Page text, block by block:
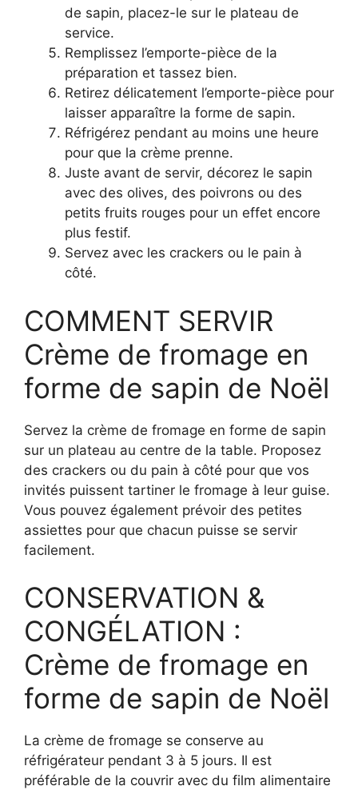
de sapin, placez-le sur le plateau de
service.
Remplissez l’emporte-pièce de la
préparation et tassez bien.
Retirez délicatement l’emporte-pièce pour
laisser apparaître la forme de sapin.
Réfrigérez pendant au moins une heure
pour que la crème prenne.
Juste avant de servir, décorez le sapin
avec des olives, des poivrons ou des
petits fruits rouges pour un effet encore
plus festif.
Servez avec les crackers ou le pain à
côté.
COMMENT SERVIR
Crème de fromage en
forme de sapin de Noël
Servez la crème de fromage en forme de sapin
sur un plateau au centre de la table. Proposez
des crackers ou du pain à côté pour que vos
invités puissent tartiner le fromage à leur guise.
Vous pouvez également prévoir des petites
assiettes pour que chacun puisse se servir
facilement.
CONSERVATION &
CONGÉLATION :
Crème de fromage en
forme de sapin de Noël
La crème de fromage se conserve au
réfrigérateur pendant 3 à 5 jours. Il est
préférable de la couvrir avec du film alimentaire